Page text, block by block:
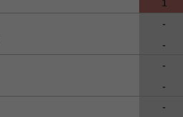
1
-
-
-
-
-